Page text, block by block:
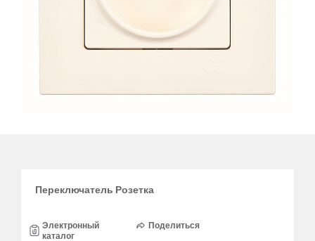
Переключатель Розетка
Электронный
каталог
Поделиться